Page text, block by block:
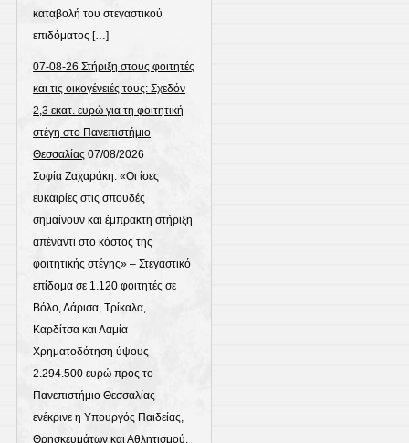
καταβολή του στεγαστικού
επιδόματος […]
07-08-26 Στήριξη στους φοιτητές
και τις οικογένειές τους: Σχεδόν
2,3 εκατ. ευρώ για τη φοιτητική
στέγη στο Πανεπιστήμιο
Θεσσαλίας 07/08/2026
Σοφία Ζαχαράκη: «Οι ίσες
ευκαιρίες στις σπουδές
σημαίνουν και έμπρακτη στήριξη
απέναντι στο κόστος της
φοιτητικής στέγης» – Στεγαστικό
επίδομα σε 1.120 φοιτητές σε
Βόλο, Λάρισα, Τρίκαλα,
Καρδίτσα και Λαμία
Χρηματοδότηση ύψους
2.294.500 ευρώ προς το
Πανεπιστήμιο Θεσσαλίας
ενέκρινε η Υπουργός Παιδείας,
Θρησκευμάτων και Αθλητισμού,